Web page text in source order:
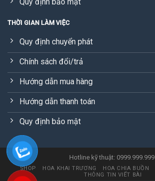
THỜI GIAN LÀM VIỆC
Quy định chuyển phát
Chính sách đổi/trả
Hướng dẫn mua hàng
Hướng dẫn thanh toán
Quy định bảo mật
Hotline kỹ thuật: 0999.999.999
SHOP HOA KHAI TRƯƠNG HOA CHIA BUỒN
THÔNG TIN VIẾT BÀI